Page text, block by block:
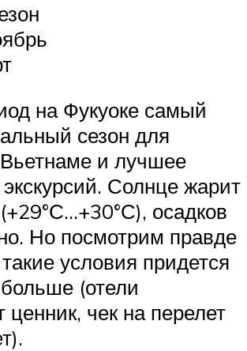
на Фукуоке самый
сезон для
и лучшее
Солнце жарит
осадков
Но посмотрим правде
условия придется
(отели
чек на перелет